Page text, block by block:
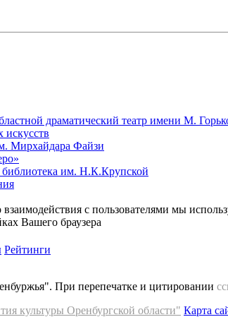
драматический театр имени М.
искусств
Мирхайдара Файзи
библиотека им. Н.К.Крупской
с пользователями мы
Вашего браузера
Рейтинги
При перепечатке и цитировании
культуры Оренбургской области" Карта